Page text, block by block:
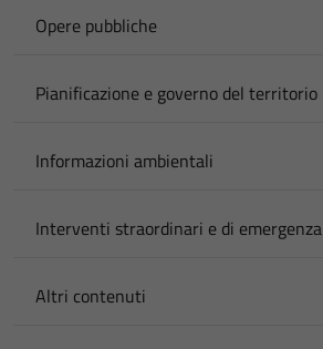
Opere pubbliche
Pianificazione e governo del territorio
Informazioni ambientali
Interventi straordinari e di emergenza
Altri contenuti